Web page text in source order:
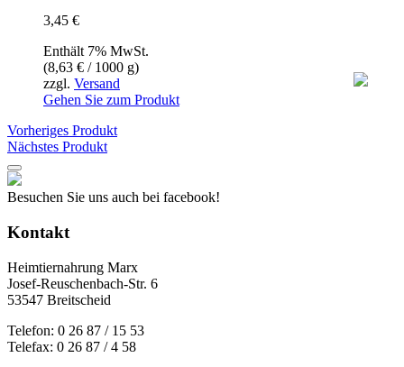
3,45 €
Enthält 7% MwSt.
(8,63 € / 1000 g)
zzgl. Versand
Gehen Sie zum Produkt
Vorheriges Produkt
Nächstes Produkt
Besuchen Sie uns auch bei facebook!
Kontakt
Heimtiernahrung Marx
Josef-Reuschenbach-Str. 6
53547 Breitscheid
Telefon: 0 26 87 / 15 53
Telefax: 0 26 87 / 4 58